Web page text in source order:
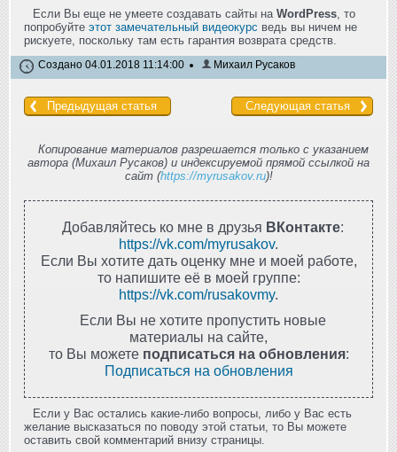
Если Вы еще не умеете создавать сайты на WordPress, то
попробуйте этот замечательный видеокурс ведь вы ничем не
рискуете, поскольку там есть гарантия возврата средств.
Создано 04.01.2018 11:14:00 Михаил Русаков
Предыдущая статья Следующая статья
Копирование материалов разрешается только с указанием
автора (Михаил Русаков) и индексируемой прямой ссылкой на
сайт (https://myrusakov.ru)!
Добавляйтесь ко мне в друзья ВКонтакте:
https://vk.com/myrusakov.
Если Вы хотите дать оценку мне и моей работе,
то напишите её в моей группе:
https://vk.com/rusakovmy.
Если Вы не хотите пропустить новые
материалы на сайте,
то Вы можете подписаться на обновления:
Подписаться на обновления
Если у Вас остались какие-либо вопросы, либо у Вас есть
желание высказаться по поводу этой статьи, то Вы можете
оставить свой комментарий внизу страницы.